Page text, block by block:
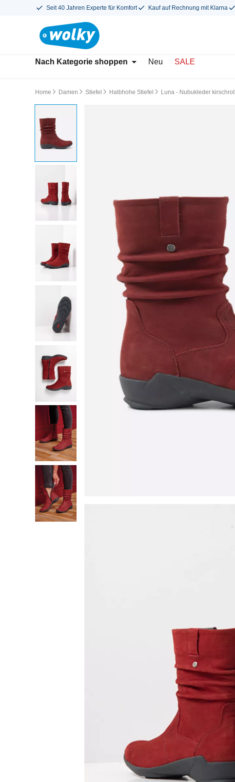
Seit 40 Jahren Experte für Komfort Kauf auf Rechnung mit Klarna
Nach Kategorie shoppen Neu SALE
Home Damen Stiefel Halbhohe Stiefel Luna - Nubukleder kirschrot